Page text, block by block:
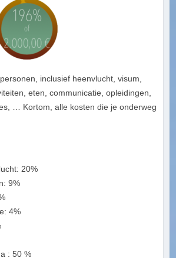
inclusief heenvlucht, visum,
eten, communicatie, opleidingen,
… Kortom, alle kosten die je onderweg
20%
9%
4%
: 50 %